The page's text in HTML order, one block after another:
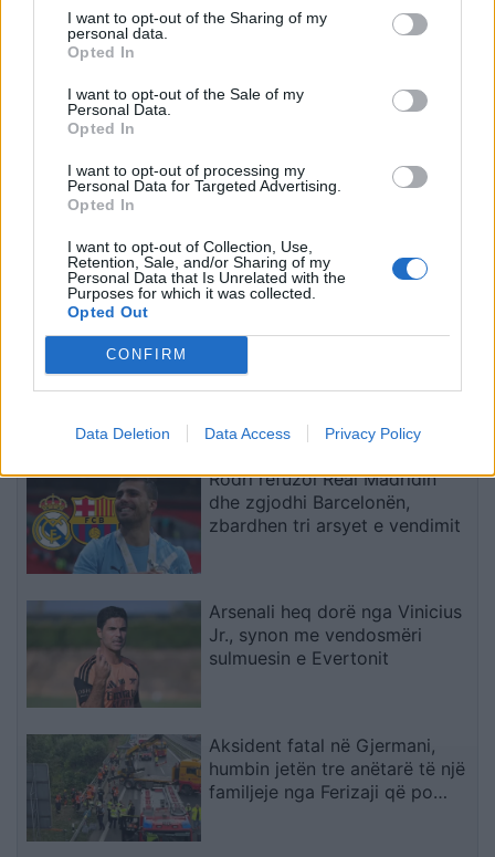
I want to opt-out of the Sharing of my
personal data.
Opted In
I want to opt-out of the Sale of my
Personal Data.
Opted In
I want to opt-out of processing my
Personal Data for Targeted Advertising.
Opted In
I want to opt-out of Collection, Use,
Retention, Sale, and/or Sharing of my
Personal Data that Is Unrelated with the
Purposes for which it was collected.
Opted Out
CONFIRM
Data Deletion Data Access Privacy Policy
Itali shpërthen në lot në
protestë: Pacientët
kurim jashtë vendit
të plagosur nga
Konflikt për shërbimin në
një hotel në Dhërmi, ish-
zyrtari i Policisë dyshohet
dhe administratorin
koha e brezit të ri
të fundit
Rodri refuzoi Real Madridin
dhe zgjodhi Barcelonën,
zbardhen tri arsyet e vendimit
Arsenali heq dorë nga Vinicius
Jr., synon me vendosmëri
sulmuesin e Evertonit
Aksident fatal në Gjermani,
humbin jetën tre anëtarë të një
familjeje nga Ferizaji që po